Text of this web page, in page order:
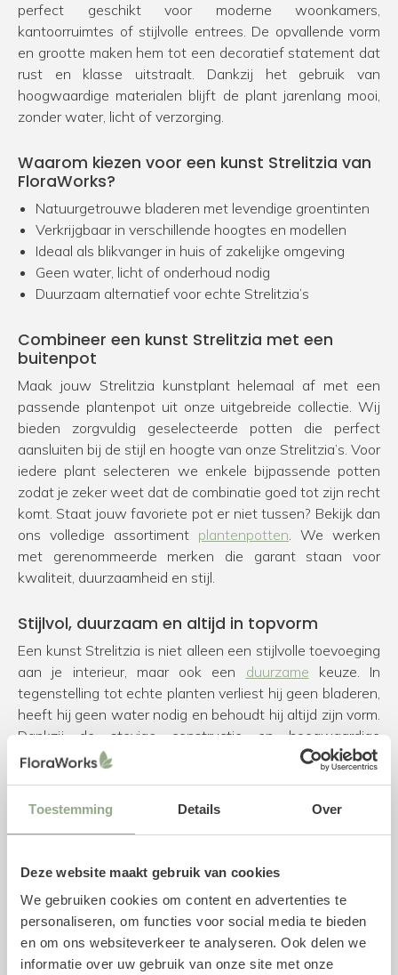
Toestemming Details Over
Deze website maakt gebruik van cookies
We gebruiken cookies om content en advertenties te
personaliseren, om functies voor social media te bieden
en om ons websiteverkeer te analyseren. Ook delen we
informatie over uw gebruik van onze site met onze
perfect geschikt voor moderne woonkamers,
kantoorruimtes of stijlvolle entrees. De opvallende vorm
en grootte maken hem tot een decoratief statement dat
rust en klasse uitstraalt. Dankzij het gebruik van
hoogwaardige materialen blijft de plant jarenlang mooi,
zonder water, licht of verzorging.
Waarom kiezen voor een kunst Strelitzia van
FloraWorks?
Natuurgetrouwe bladeren met levendige groentinten
Verkrijgbaar in verschillende hoogtes en modellen
Ideaal als blikvanger in huis of zakelijke omgeving
Geen water, licht of onderhoud nodig
Duurzaam alternatief voor echte Strelitzia’s
Combineer een kunst Strelitzia met een
buitenpot
Maak jouw Strelitzia kunstplant helemaal af met een
passende plantenpot uit onze uitgebreide collectie. Wij
bieden zorgvuldig geselecteerde potten die perfect
aansluiten bij de stijl en hoogte van onze Strelitzia’s. Voor
iedere plant selecteren we enkele bijpassende potten
zodat je zeker weet dat de combinatie goed tot zijn recht
komt. Staat jouw favoriete pot er niet tussen? Bekijk dan
ons volledige assortiment plantenpotten. We werken
met gerenommeerde merken die garant staan voor
kwaliteit, duurzaamheid en stijl.
Stijlvol, duurzaam en altijd in topvorm
Een kunst Strelitzia is niet alleen een stijlvolle toevoeging
aan je interieur, maar ook een duurzame keuze. In
tegenstelling tot echte planten verliest hij geen bladeren,
heeft hij geen water nodig en behoudt hij altijd zijn vorm.
Dankzij de stevige constructie en hoogwaardige
materialen is een kunst Strelitzia ideaal voor langdurig
een grote entreehal.
Bij FloraWorks staan kwaliteit en klanttevredenheid
centraal. Elke kunstplant wordt zorgvuldig verpakt en
verzonden in een stevige doos, zodat jouw plant in
perfecte staat bij jou aankomt. Klanten waarderen onze
service met een 9+ en we streven ernaar om jouw